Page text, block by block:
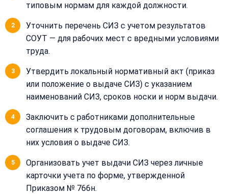
типовым нормам для каждой должности.
Уточнить перечень СИЗ с учетом результатов
СОУТ — для рабочих мест с вредными условиями
труда.
Утвердить локальный нормативный акт (приказ
или положение о выдаче СИЗ) с указанием
наименований СИЗ, сроков носки и норм выдачи.
Заключить с работниками дополнительные
соглашения к трудовым договорам, включив в
них условия о выдаче СИЗ.
Организовать учет выдачи СИЗ через личные
карточки учета по форме, утвержденной
Приказом № 766н.